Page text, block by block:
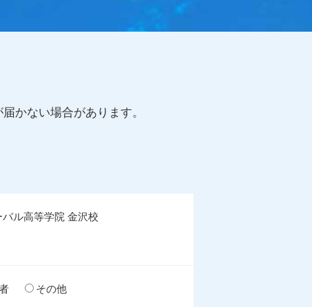
かない場合があります。
ル高等学院 金沢校
その他